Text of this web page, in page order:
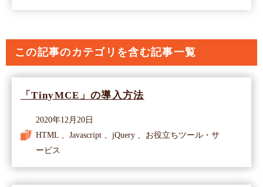
この記事のカテゴリを含む記事一覧
「TinyMCE」の導入方法
2020年12月20日
HTML 、Javascript 、jQuery 、お役立ちツール・サ
ービス